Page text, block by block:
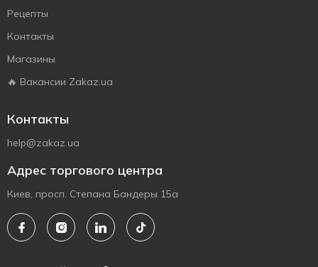
Рецепты
Контакты
Магазины
🔥 Вакансии Zakaz.ua
Контакты
help@zakaz.ua
Адрес торгового центра
Киев, просп. Степана Бандеры 15а